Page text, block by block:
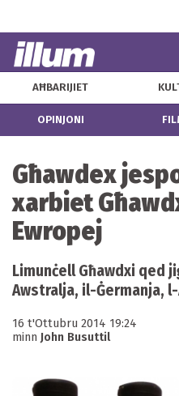
AĦBARIJIET
OPINJONI
Għawdex
xarbiet
Ewropej
Limunċell Għawdxi qed
Awstralja, il-Ġermanja,
16 t'Ottubru 2014 19:24
minn John Busuttil